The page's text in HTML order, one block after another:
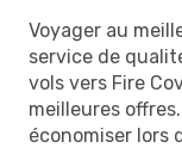
Voyager au
service de
vols vers Fire
meilleures
économiser lors